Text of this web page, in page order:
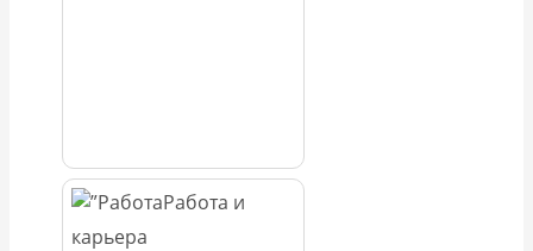
Работа и
карьера